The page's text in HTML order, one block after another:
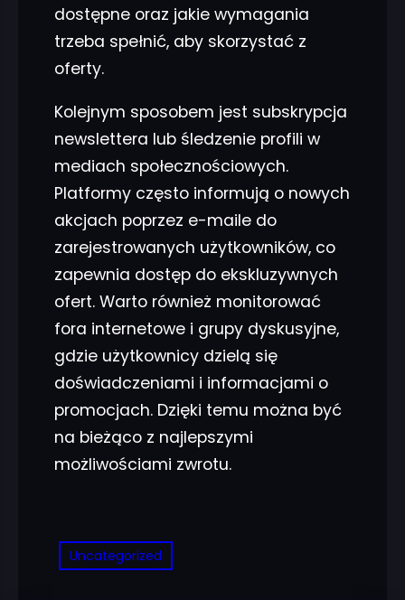
dostępne oraz jakie wymagania
trzeba spełnić, aby skorzystać z
oferty.
Kolejnym sposobem jest subskrypcja
newslettera lub śledzenie profili w
mediach społecznościowych.
Platformy często informują o nowych
akcjach poprzez e-maile do
zarejestrowanych użytkowników, co
zapewnia dostęp do ekskluzywnych
ofert. Warto również monitorować
fora internetowe i grupy dyskusyjne,
gdzie użytkownicy dzielą się
doświadczeniami i informacjami o
promocjach. Dzięki temu można być
na bieżąco z najlepszymi
możliwościami zwrotu.
Uncategorized